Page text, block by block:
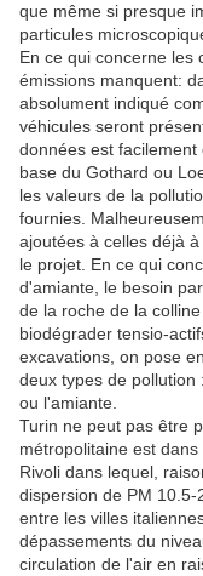
que même si presque
particules
En ce qui concerne les
émissions manquent:
absolument indiqué
véhicules seront
données est
base du Gothard ou
les valeurs de la
fournies.
ajoutées à celles déjà
le projet. En ce qui
d'amiante, le besoin
de la roche de la
biodégrader tensio-
excavations, on pose
deux types de pollution
ou l'amiante.
Turin ne peut pas être
métropolitaine est
Rivoli dans lequel,
dispersion de PM
entre les villes
dépassements du
circulation de l'air en